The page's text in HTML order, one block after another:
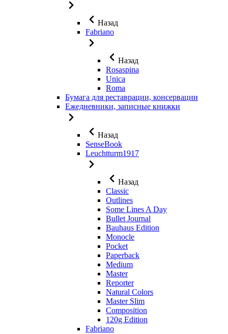
Назад
Fabriano
Назад
Rosaspina
Unica
Roma
Бумага для реставрации, консервации
Ежедневники, записные книжки
Назад
SenseBook
Leuchtturm1917
Назад
Classic
Outlines
Some Lines A Day
Bullet Journal
Bauhaus Edition
Monocle
Pocket
Paperback
Medium
Master
Reporter
Natural Colors
Master Slim
Composition
120g Edition
Fabriano